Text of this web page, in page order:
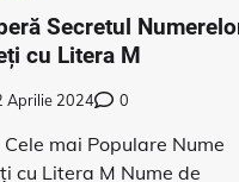
Secretul
cu Litera M
Aprilie 2024 0
Cele mai Populare Nume
cu Litera M Nume de